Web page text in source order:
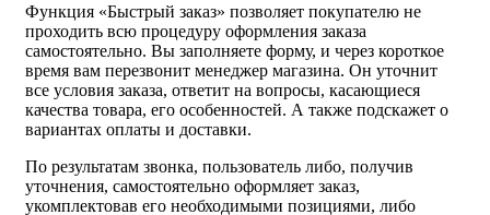
Функция «Быстрый заказ» позволяет покупателю не
проходить всю процедуру оформления заказа
самостоятельно. Вы заполняете форму, и через короткое
время вам перезвонит менеджер магазина. Он уточнит
все условия заказа, ответит на вопросы, касающиеся
качества товара, его особенностей. А также подскажет о
вариантах оплаты и доставки.
По результатам звонка, пользователь либо, получив
уточнения, самостоятельно оформляет заказ,
укомплектовав его необходимыми позициями, либо